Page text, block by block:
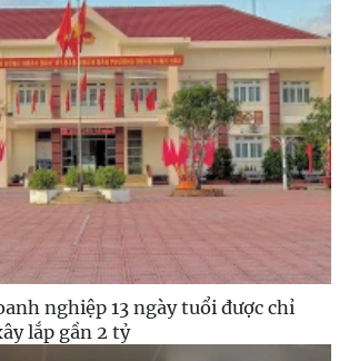
nghiệp 13 ngày tuổi được chỉ
lắp gần 2 tỷ